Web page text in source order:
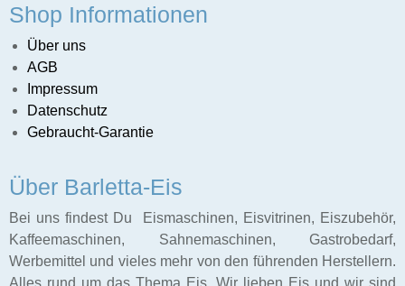
Ladenbau
Shop Informationen
Über uns
AGB
Impressum
Datenschutz
Gebraucht-Garantie
Über Barletta-Eis
Bei uns findest Du Eismaschinen, Eisvitrinen, Eiszubehör,
Kaffeemaschinen, Sahnemaschinen, Gastrobedarf,
Werbemittel und vieles mehr von den führenden Herstellern.
Alles rund um das Thema Eis. Wir lieben Eis und wir sind